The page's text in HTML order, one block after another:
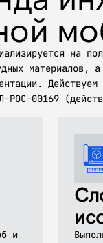
на
материалов,
РОС-00169
и